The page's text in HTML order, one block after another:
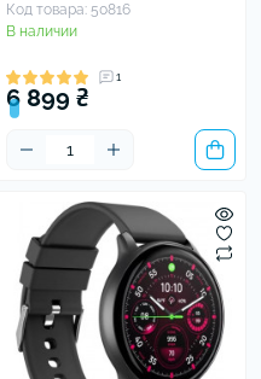
Код товара: 50816
В наличии
1
6 899 ₴